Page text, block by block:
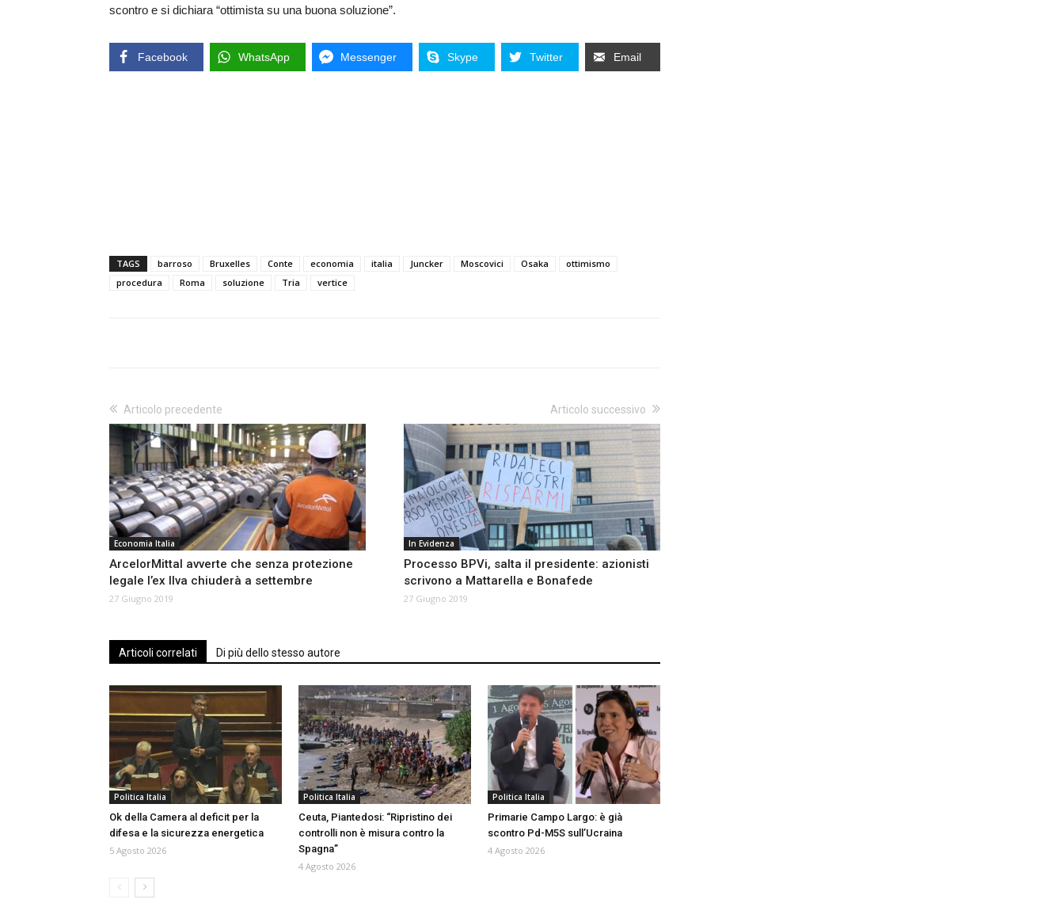
scontro e si dichiara “ottimista su una buona soluzione”.
Facebook WhatsApp Messenger Skype Twitter Email
TAGS barroso Bruxelles Conte economia italia Juncker Moscovici Osaka
ottimismo
procedura
Roma soluzione Tria vertice
Articolo precedente
Economia Italia
ArcelorMittal avverte che senza protezione
legale l’ex Ilva chiuderà a settembre
27 Giugno 2019
Articolo successivo
In Evidenza
Processo BPVi, salta il presidente: azionisti
scrivono a Mattarella e Bonafede
27 Giugno 2019
Articoli correlati Di più dello stesso autore
Politica Italia
Ok della Camera al deficit per la
difesa e la sicurezza energetica
5 Agosto 2026
Politica Italia
Ceuta, Piantedosi: “Ripristino dei
controlli non è misura contro la
Spagna”
4 Agosto 2026
Politica Italia
Primarie Campo Largo: è già
scontro Pd-M5S sull’Ucraina
4 Agosto 2026